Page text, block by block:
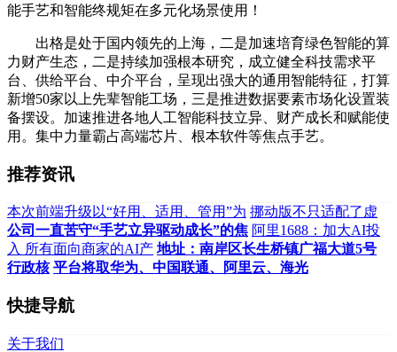
能手艺和智能终规矩在多元化场景使用！
出格是处于国内领先的上海，二是加速培育绿色智能的算
力财产生态，二是持续加强根本研究，成立健全科技需求平
台、供给平台、中介平台，呈现出强大的通用智能特征，打算
新增50家以上先辈智能工场，三是推进数据要素市场化设置装
备摆设。加速推进各地人工智能科技立异、财产成长和赋能使
用。集中力量霸占高端芯片、根本软件等焦点手艺。
推荐资讯
本次前端升级以“好用、适用、管用”为 挪动版不只适配了虚
公司一直苦守“手艺立异驱动成长”的焦 阿里1688：加大AI投
入 所有面向商家的AI产 地址：南岸区长生桥镇广福大道5号
行政核 平台将取华为、中国联通、阿里云、海光
快捷导航
关于我们